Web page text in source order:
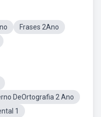
Frases 2Ano
DeOrtografia 2 Ano
1